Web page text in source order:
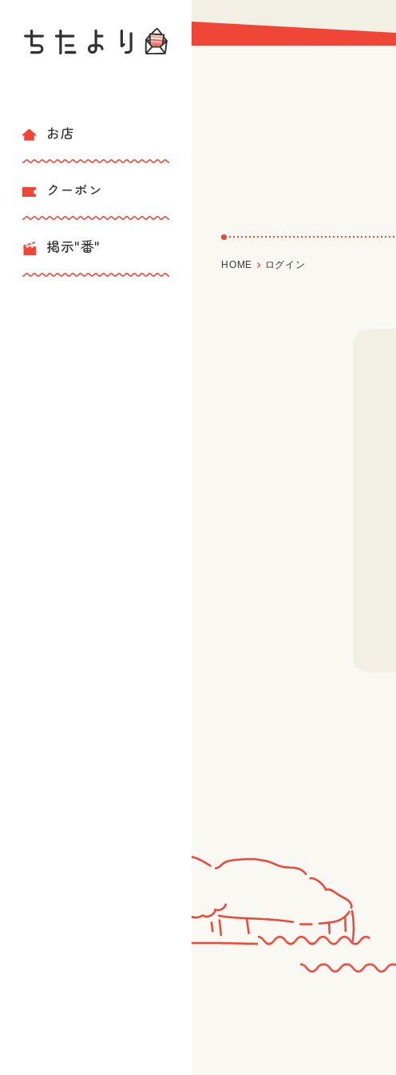
お店
クーポン
掲示"番"
HOME ログイン